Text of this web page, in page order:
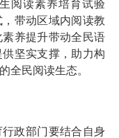
阅读素养培育试验
带动区域内阅读教
养提升带动全民语
坚实支撑，助力构
全民阅读生态。
行政部门要结合自身